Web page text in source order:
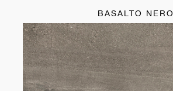
BASALTO NERO